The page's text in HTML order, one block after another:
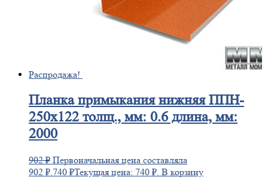
Распродажа!
Планкапримыкания нижняя ППН-
250х122 толщ., мм: 0.6 длина, мм:
2000
902₽ Первоначальная цена составляла
902 ₽.740 ₽Текущая цена: 740 ₽. В корзину